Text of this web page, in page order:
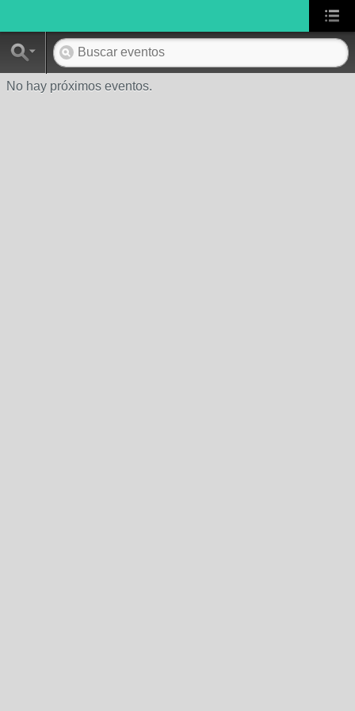
No hay próximos eventos.